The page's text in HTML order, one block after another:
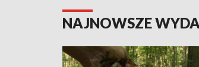
NAJNOWSZE